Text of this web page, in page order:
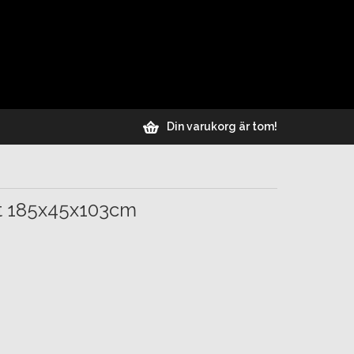
Din varukorg är tom!